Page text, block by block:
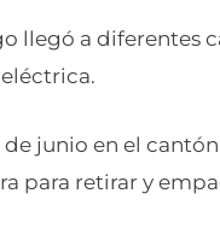
llegó a diferentes
junio en el
para retirar y